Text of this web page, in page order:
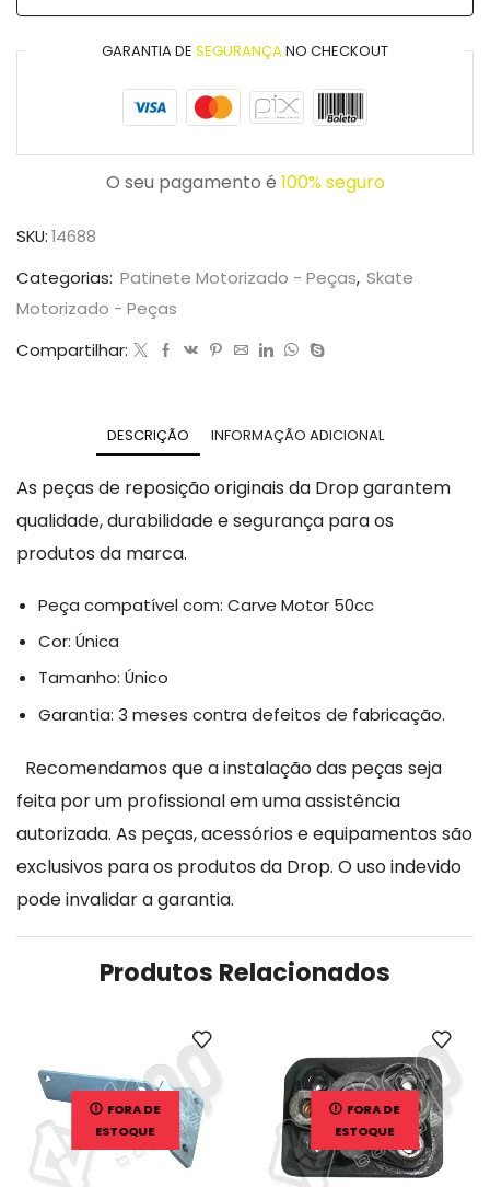
GARANTIA DE SEGURANÇANO CHECKOUT
O seu pagamento é 100% seguro
SKU:14688
Categorias: Patinete Motorizado - Peças, Skate
Motorizado - Peças
Compartilhar:
DESCRIÇÃO INFORMAÇÃO ADICIONAL
As peças de reposição originais da Drop garantem
qualidade, durabilidade e segurança para os
produtos da marca.
Peça compatível com: Carve Motor 50cc
Cor: Única
Tamanho: Único
Garantia: 3 meses contra defeitos de fabricação.
Recomendamos que a instalação das peças seja
feita por um profissional em uma assistência
autorizada. As peças, acessórios e equipamentos são
exclusivos para os produtos da Drop. O uso indevido
pode invalidar a garantia.
Produtos Relacionados
FORA DE
ESTOQUE
FORA DE
ESTOQUE